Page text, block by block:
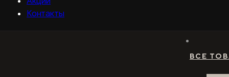
Контакты
ВСЕ